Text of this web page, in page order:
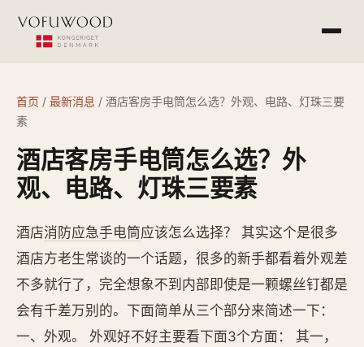
工程案例
常见问答
最新消息
杭州欧萨酒店设备有限公司
service@vofu.cn
0571-81672813
首页 / 最新消息 / 酒店客房手电筒怎么选？外观、电路、灯珠三要
素
酒店客房手电筒怎么选？外
观、电路、灯珠三要素
酒店消防应急手电筒应该怎么选择？ 其实这个是很多
酒店方老生常谈的一个话题，很多的新手都看着外观差
不多就行了，完全想象不到内部即使是一颗螺丝钉都是
会有千差万别的。下面简单从三个部分来简述一下：
一、外观。 外观好不好主要看下面3个方面： 其一，